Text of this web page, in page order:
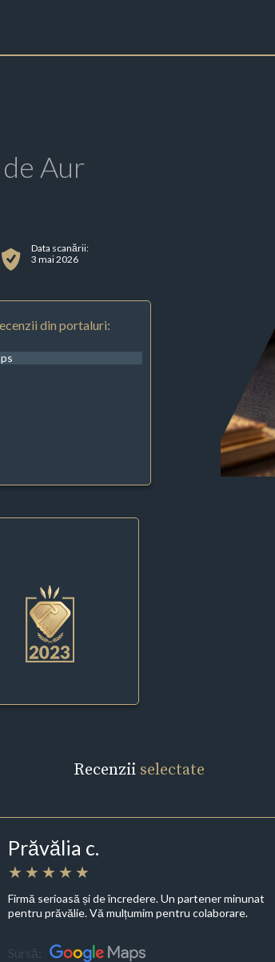
Aur
Data scanării:
3 mai 2026
din portaluri:
Recenzii selectate
Prăvălia c.
Firmă serioasă și de încredere. Un partener minunat
pentru prăvălie. Vă mulțumim pentru colaborare.
Sursă: